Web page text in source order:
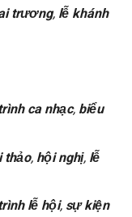
trương, lễ khánh
ca nhạc, biểu
thảo, hội nghị, lễ
lễ hội, sự kiện